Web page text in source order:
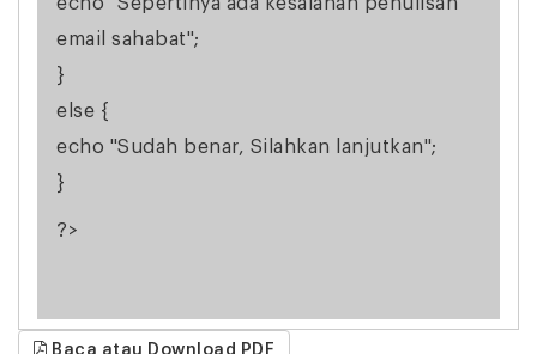
email sahabat";
}
else {
echo "Sudah benar, Silahkan lanjutkan";
}
?>
Baca atau Download PDF